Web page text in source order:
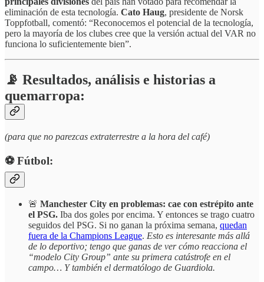
eliminación de esta tecnología. Cato Haug, presidente de Norsk
Toppfotball, comentó: “Reconocemos el potencial de la tecnología,
pero la mayoría de los clubes cree que la versión actual del VAR no
funciona lo suficientemente bien”.
📡 Resultados, análisis e historias a
quemarropa:
(para que no parezcas extraterrestre a la hora del café)
⚽️ Fútbol:
🚨 Manchester City en problemas: cae con estrépito ante
el PSG. Iba dos goles por encima. Y entonces se trago cuatro
seguidos del PSG. Si no ganan la próxima semana, quedan
fuera de la Champions League. Esto es interesante más allá
de lo deportivo; tengo que ganas de ver cómo reacciona el
“modelo City Group” ante su primera catástrofe en el
campo… Y también el dermatólogo de Guardiola.